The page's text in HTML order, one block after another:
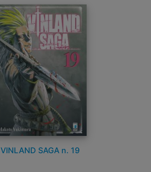
VINLAND SAGA n. 19